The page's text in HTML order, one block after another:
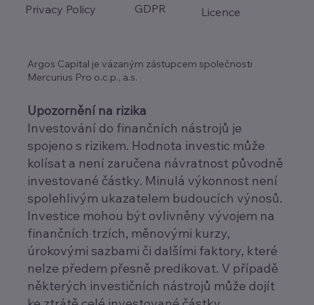
Argos Capital je vázaným zástupcem společnosti
Mercurius Pro o.c.p., a.s.
Upozornění na rizika
Investování do finančních nástrojů je
spojeno s rizikem. Hodnota investic může
kolísat a není zaručena návratnost původně
investované částky. Minulá výkonnost není
spolehlivým ukazatelem budoucích výnosů.
Investice mohou být ovlivněny vývojem na
finančních trzích, měnovými kurzy,
úrokovými sazbami či dalšími faktory, které
nelze předem přesně predikovat. V případě
některých investičních nástrojů může dojít
Privacy Policy GDPR Licence